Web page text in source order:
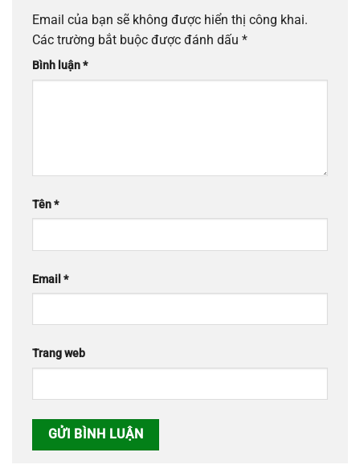
Email của bạn sẽ không được hiển thị công khai.
Các trường bắt buộc được đánh dấu *
Bình luận*
Tên*
Email *
Trang web